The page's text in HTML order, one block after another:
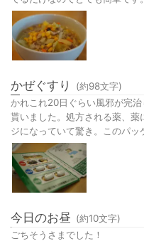
かぜぐすり (約98文字)
かれこれ20日ぐらい風邪が完
貰いました。処方される薬、
ジになっていて驚き。このパッ
今日のお昼 (約10文字)
ごちそうさまでした！